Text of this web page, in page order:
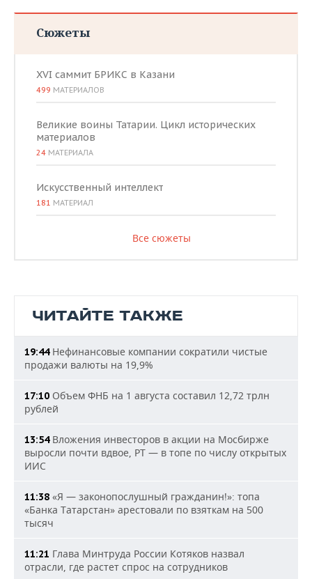
Сюжеты
XVI саммит БРИКС в Казани
499 МАТЕРИАЛОВ
Великие воины Татарии. Цикл исторических
материалов
24 МАТЕРИАЛА
Искусственный интеллект
181 МАТЕРИАЛ
Все сюжеты
ЧИТАЙТЕ ТАКЖЕ
19:44Нефинансовые компании сократили чистые
продажи валюты на 19,9%
17:10 Объем ФНБ на 1 августа составил 12,72 трлн
рублей
13:54Вложения инвесторов в акции на Мосбирже
выросли почти вдвое, РТ — в топе по числу открытых
ИИС
11:38 «Я — законопослушный гражданин!»: топа
«Банка Татарстан» арестовали по взяткам на 500
тысяч
11:21 Глава Минтруда России Котяков назвал
отрасли, где растет спрос на сотрудников